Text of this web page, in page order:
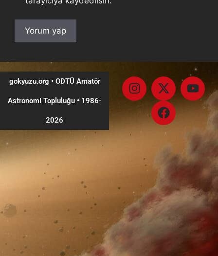
gokyuzu.org • ODTÜ Amatör
Astronomi Topluluğu •1986-
2026